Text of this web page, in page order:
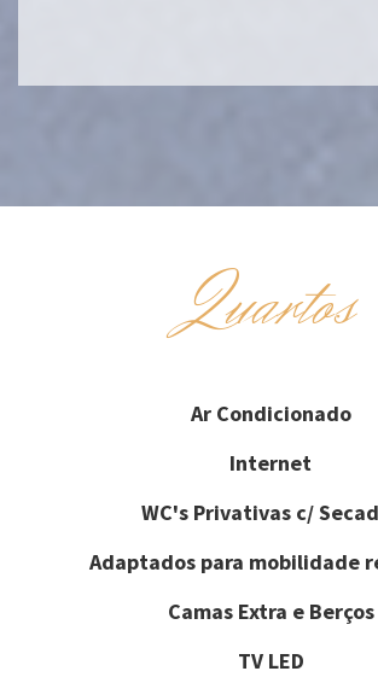
Quartos
Ar Condicionado
Internet
WC's Privativas c/
Adaptados para mobilidade
Camas Extra e Berços
TV LED